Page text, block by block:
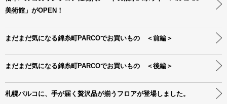
美術館」がOPEN！
まだまだ気になる錦糸町PARCOでお買いもの ＜前編＞
まだまだ気になる錦糸町PARCOでお買いもの ＜後編＞
札幌パルコに、手が届く贅沢品が揃うフロアが登場しました。